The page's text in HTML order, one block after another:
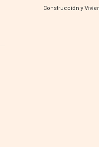
Construcción y